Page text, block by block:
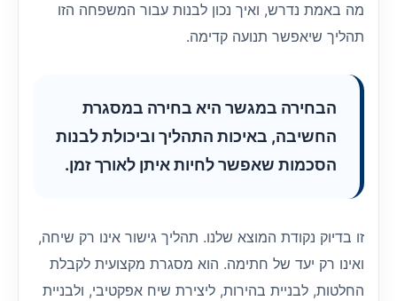
מה באמת נדרש, ואיך נכון לבנות עבור המשפחה הזו
תהליך שיאפשר תנועה קדימה.
הבחירה במגשר היא בחירה במסגרת
החשיבה, באיכות התהליך וביכולת לבנות
הסכמות שאפשר לחיות איתן לאורך זמן.
זו בדיוק נקודת המוצא שלנו. תהליך גישור אינו רק שיחה,
ואינו רק יעד של חתימה. הוא מסגרת מקצועית לקבלת
החלטות, לבניית בהירות, ליצירת שיח אפקטיבי, ולבניית